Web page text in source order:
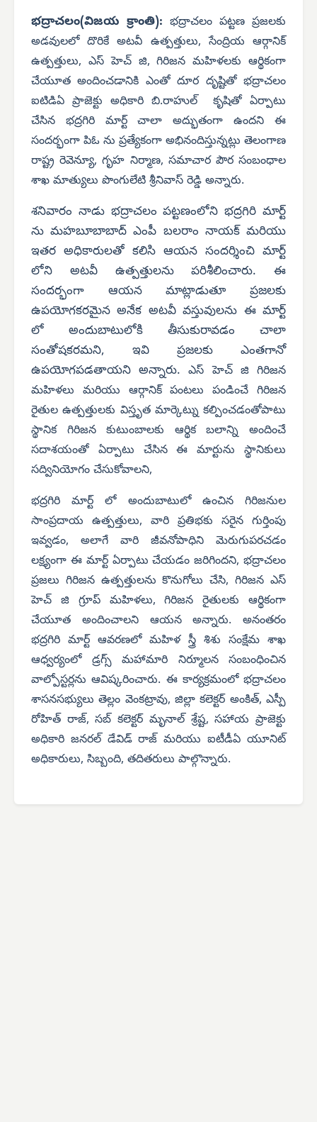
భద్రాచలం(విజయ క్రాంతి): భద్రాచలం పట్టణ ప్రజలకు
అడవులలో దొరికే అటవీ ఉత్పత్తులు, సేంద్రియ ఆర్గానిక్
ఉత్పత్తులు, ఎస్ హెచ్ జి, గిరిజన మహిళలకు ఆర్థికంగా
చేయూత అందించడానికి ఎంతో దూర దృష్టితో భద్రాచలం
ఐటిడిఏ ప్రాజెక్టు అధికారి బి.రాహుల్ కృషితో ఏర్పాటు
చేసిన భద్రగిరి మార్ట్ చాలా అద్భుతంగా ఉందని ఈ
సందర్భంగా పిఓ ను ప్రత్యేకంగా అభినందిస్తున్నట్లు తెలంగాణ
రాష్ట్ర రెవెన్యూ, గృహ నిర్మాణ, సమాచార పౌర సంబంధాల
శాఖ మాత్యులు పొంగులేటి శ్రీనివాస్ రెడ్డి అన్నారు.
శనివారం నాడు భద్రాచలం పట్టణంలోని భద్రగిరి మార్ట్
ను మహబూబాబాద్ ఎంపీ బలరాం నాయక్ మరియు
ఇతర అధికారులతో కలిసి ఆయన సందర్శించి మార్ట్
లోని అటవీ ఉత్పత్తులను పరిశీలించారు. ఈ
సందర్భంగా ఆయన మాట్లాడుతూ ప్రజలకు
ఉపయోగకరమైన అనేక అటవీ వస్తువులను ఈ మార్ట్
లో అందుబాటులోకి తీసుకురావడం చాలా
సంతోషకరమని, ఇవి ప్రజలకు ఎంతగానో
ఉపయోగపడతాయని అన్నారు.ఎస్ హెచ్ జి గిరిజన
మహిళలు మరియు ఆర్గానిక్ పంటలు పండించే గిరిజన
రైతుల ఉత్పత్తులకు విస్తృత మార్కెట్ను కల్పించడంతోపాటు
స్థానిక గిరిజన కుటుంబాలకు ఆర్థిక బలాన్ని అందించే
సదాశయంతో ఏర్పాటు చేసిన ఈ మార్టును స్థానికులు
సద్వినియోగం చేసుకోవాలని,
భద్రగిరి మార్ట్ లో అందుబాటులో ఉంచిన గిరిజనుల
సాంప్రదాయ ఉత్పత్తులు, వారి ప్రతిభకు సరైన గుర్తింపు
ఇవ్వడం, అలాగే వారి జీవనోపాధిని మెరుగుపరచడం
లక్ష్యంగా ఈ మార్ట్ ఏర్పాటు చేయడం జరిగిందని, భద్రాచలం
ప్రజలు గిరిజన ఉత్పత్తులను కొనుగోలు చేసి, గిరిజన ఎస్
హెచ్ జి గ్రూప్ మహిళలు, గిరిజన రైతులకు ఆర్థికంగా
చేయూత అందించాలని ఆయన అన్నారు. అనంతరం
భద్రగిరి మార్ట్ ఆవరణలో మహిళ స్త్రీ శిశు సంక్షేమ శాఖ
ఆధ్వర్యంలో డ్రగ్స్ మహామారి నిర్మూలన సంబంధించిన
వాల్పోస్టర్లను ఆవిష్కరించారు. ఈ కార్యక్రమంలో భద్రాచలం
శాసనసభ్యులు తెల్లం వెంకట్రావు, జిల్లా కలెక్టర్ అంకిత్, ఎస్పీ
రోహిత్ రాజ్, సబ్ కలెక్టర్ మృనాల్ శ్రేష్ట, సహాయ ప్రాజెక్టు
అధికారి జనరల్ డేవిడ్ రాజ్ మరియు ఐటీడీఏ యూనిట్
అధికారులు, సిబ్బంది, తదితరులు పాల్గొన్నారు.